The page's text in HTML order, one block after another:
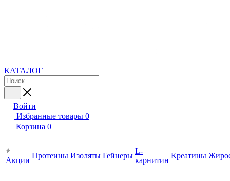
КАТАЛОГ
Войти
Избранные товары 0
Корзина 0
Акции
Протеины Изоляты Гейнеры
L-
карнитин
Креатины